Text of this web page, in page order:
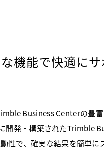
機能で快適にサ
Business Centerの豊
開発・構築されたTrimble
性で、確実な結果を簡単に